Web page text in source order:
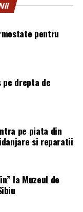
pentru
pe drepta de
pe piata din
si reparatii
la Muzeul de